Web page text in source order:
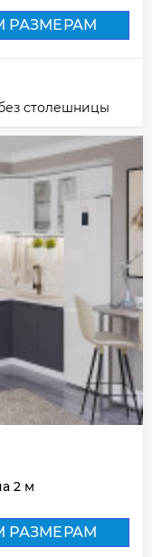
РАЗМЕРАМ
столешницы
2 м
РАЗМЕРАМ